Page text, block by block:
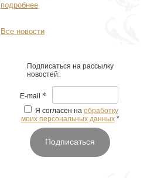
подробнее
Все новости
Подписаться на рассылку
новостей:
E-mail *
Я согласен на обработку
моих персональных данных *
Подписаться